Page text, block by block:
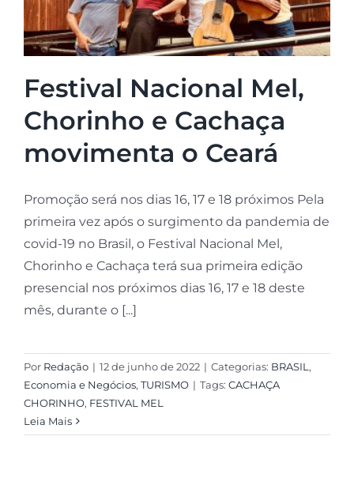
Festival Nacional Mel,
Chorinho e Cachaça
movimenta o Ceará
Promoção será nos dias 16, 17 e 18 próximos Pela
primeira vez após o surgimento da pandemia de
covid-19 no Brasil, o Festival Nacional Mel,
Chorinho e Cachaça terá sua primeira edição
presencial nos próximos dias 16, 17 e 18 deste
mês, durante o [...]
Por Redação | 12 de junho de 2022 | Categorias: BRASIL,
Economia e Negócios, TURISMO | Tags: CACHAÇA
CHORINHO, FESTIVAL MEL
Leia Mais